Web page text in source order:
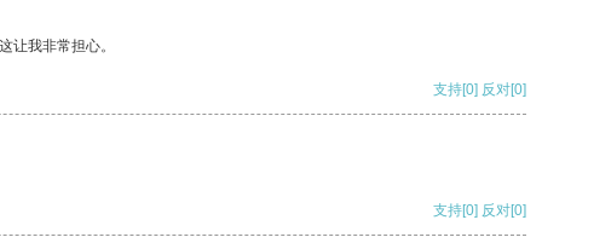
让我非常担心。
支持[0] 反对[0]
支持[0] 反对[0]